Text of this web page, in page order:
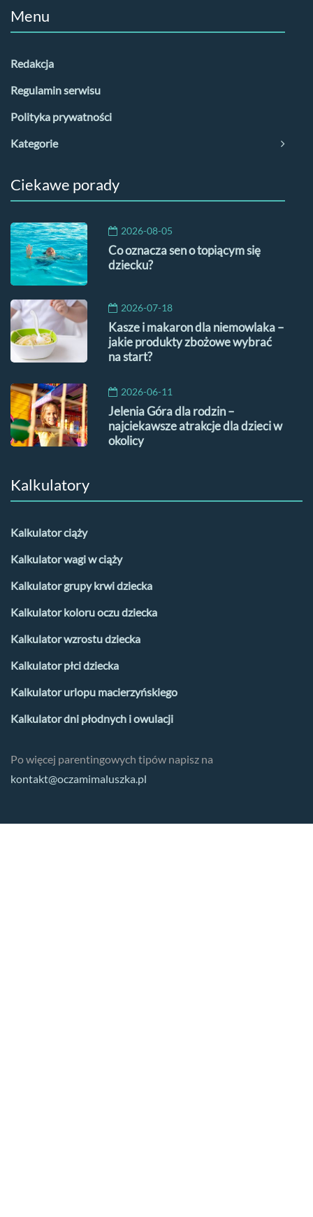
Menu
Redakcja
Regulamin serwisu
Polityka prywatności
Kategorie
Ciekawe porady
2026-08-05
Co oznacza sen o topiącym się
dziecku?
2026-07-18
Kasze i makaron dla niemowlaka –
jakie produkty zbożowe wybrać
na start?
2026-06-11
Jelenia Góra dla rodzin –
najciekawsze atrakcje dla dzieci w
okolicy
Kalkulatory
Kalkulator ciąży
Kalkulator wagi w ciąży
Kalkulator grupy krwi dziecka
Kalkulator koloru oczu dziecka
Kalkulator wzrostu dziecka
Kalkulator płci dziecka
Kalkulator urlopu macierzyńskiego
Kalkulator dni płodnych i owulacji
Po więcej parentingowych tipów napisz na
kontakt@oczamimaluszka.pl